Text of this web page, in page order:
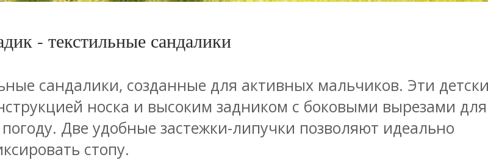
- текстильные сандалики
сандалики, созданные для активных мальчиков. Эти
носка и высоким задником с боковыми вырезами для
Две удобные застежки-липучки позволяют идеально
стопу.